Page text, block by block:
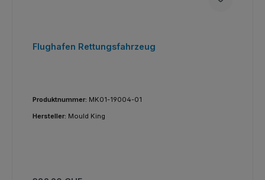
Flughafen Rettungsfahrzeug
Produktnummer: MK01-19004-01
Hersteller: Mould King